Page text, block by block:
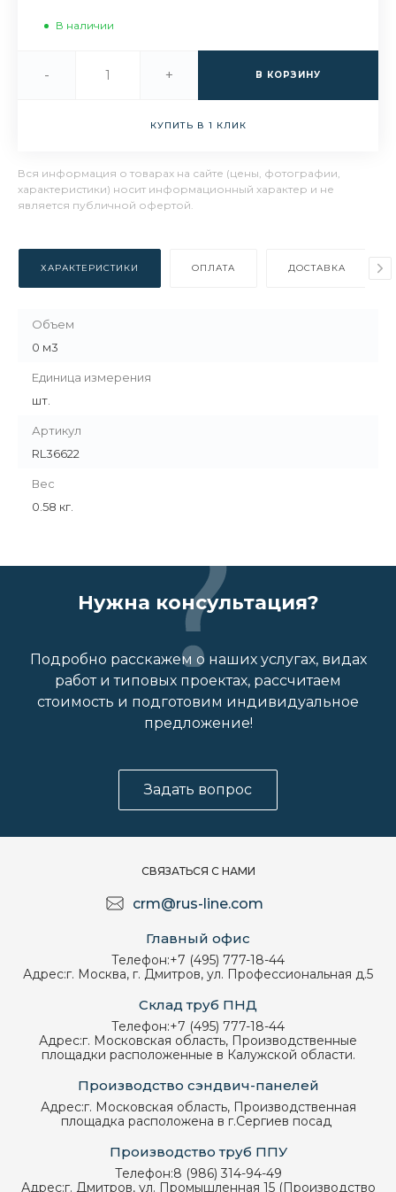
В наличии
- + В КОРЗИНУ
КУПИТЬ В 1 КЛИК
Вся информация о товарах на сайте (цены, фотографии,
характеристики) носит информационный характер и не
является публичной офертой.
ХАРАКТЕРИСТИКИ ОПЛАТА ДОСТАВКА
Объем
0 м3
Единица измерения
шт.
Артикул
RL36622
Вес
0.58 кг.
Нужна консультация?
Подробно расскажем о наших услугах, видах
работ и типовых проектах, рассчитаем
стоимость и подготовим индивидуальное
предложение!
Задать вопрос
СВЯЗАТЬСЯ С НАМИ
crm@rus-line.com
Главный офис
Телефон:+7 (495) 777-18-44
Адрес:г. Москва, г. Дмитров, ул. Профессиональная д.5
Склад труб ПНД
Телефон:+7 (495) 777-18-44
Адрес:г. Московская область, Производственные
площадки расположенные в Калужской области.
Производство сэндвич-панелей
Адрес:г. Московская область, Производственная
площадка расположена в г.Сергиев посад
Производство труб ППУ
Телефон:8 (986) 314-94-49
Адрес:г. Дмитров, ул. Промышленная 15 (Производство